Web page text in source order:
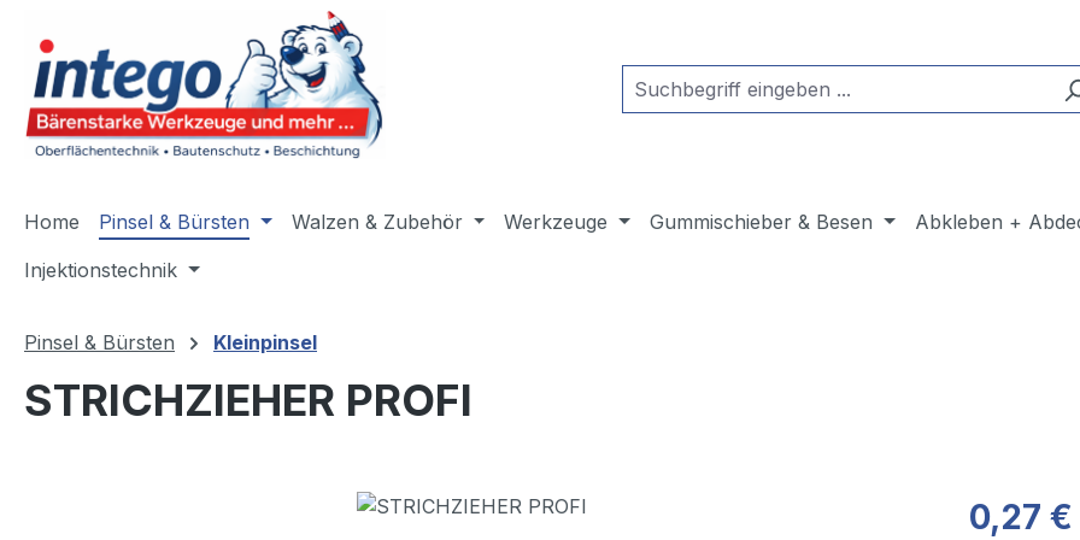
Zur Hauptnavigation springen
Home Pinsel & Bürsten Walzen & Zubehör Werkzeuge Gummischieber & Besen Abkleben +
Injektionstechnik
Pinsel & Bürsten Kleinpinsel
STRICHZIEHER PROFI
0,27 €